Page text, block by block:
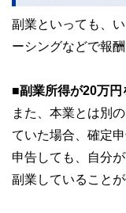
副業といっても、
ーシングなどで報
■副業所得が20万円
また、本業とは別
ていた場合、確定
申告しても、自分
副業していること